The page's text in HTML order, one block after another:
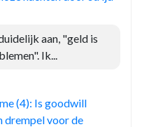
aan, "geld is
Ik...
(4): Is goodwill
drempel voor de